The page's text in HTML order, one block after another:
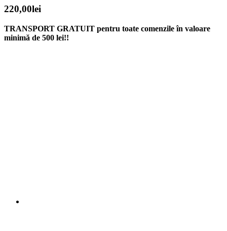
220,00lei
TRANSPORT GRATUIT pentru toate comenzile în valoare
minimă de 500 lei!!